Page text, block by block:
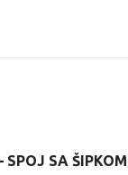
SPOJ SA ŠIPKOM